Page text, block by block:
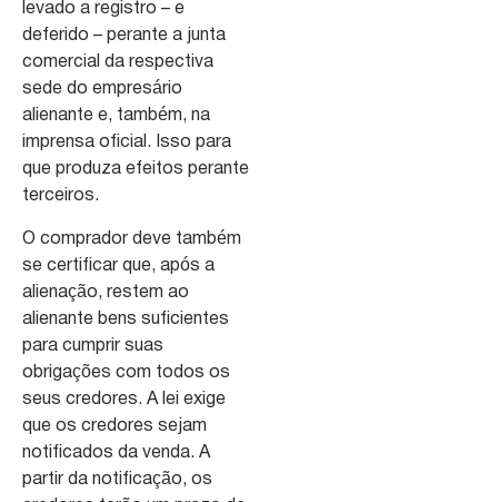
levado a registro – e
deferido – perante a junta
comercial da respectiva
sede do empresário
alienante e, também, na
imprensa oficial. Isso para
que produza efeitos perante
terceiros.
O comprador deve também
se certificar que, após a
alienação, restem ao
alienante bens suficientes
para cumprir suas
obrigações com todos os
seus credores. A lei exige
que os credores sejam
notificados da venda. A
partir da notificação, os